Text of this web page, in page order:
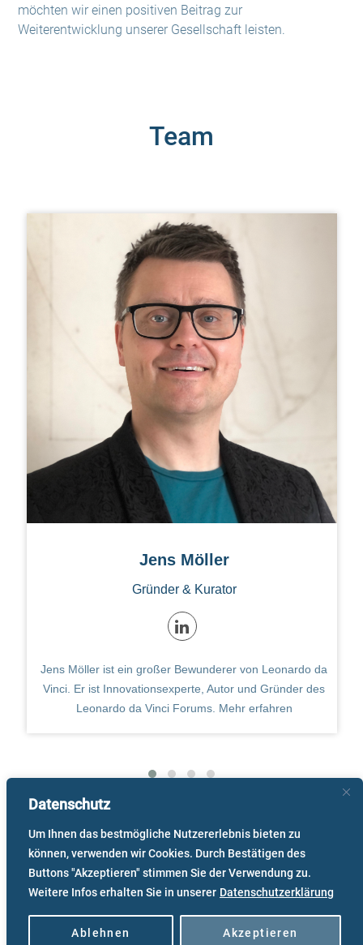
Datenschutz
Um Ihnen das bestmögliche Nutzererlebnis bieten zu
können, verwenden wir Cookies. Durch Bestätigen des
Buttons "Akzeptieren" stimmen Sie der Verwendung zu.
Weitere Infos erhalten Sie in unserer Datenschutzerklärung
Ablehnen Akzeptieren
möchten wir einen positiven Beitrag zur
Weiterentwicklung unserer Gesellschaft leisten.
Team
Jens Möller
Gründer & Kurator
Jens Möller ist ein großer Bewunderer von Leonardo da
Vinci. Er ist Innovationsexperte, Autor und Gründer des
Leonardo da Vinci Forums. Mehr erfahren